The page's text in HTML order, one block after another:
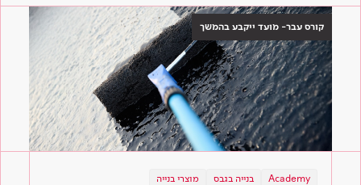
קורס עבר- מועד ייקבע בהמשך
Academy בנייה בגבס מוצרי בנייה תוכן מקצועי מוצרי בנייה בנייה ירוקה תוכן מקצועי מוצרי בנייה